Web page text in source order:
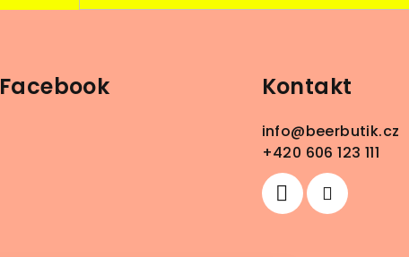
Facebook Kontakt
info@beerbutik.cz
+420 606 123 111